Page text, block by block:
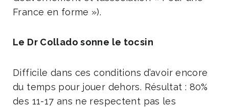
France en forme »).
Le Dr Collado sonne le tocsin
Difficile dans ces conditions d’avoir encore
du temps pour jouer dehors. Résultat : 80%
des 11-17 ans ne respectent pas les